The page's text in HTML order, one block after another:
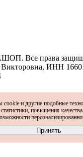
Все права
ИНН
определить
и другие подобные
повышения
Принять